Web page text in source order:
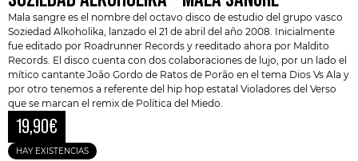
Mala sangre es el nombre del octavo disco de estudio del grupo vasco
Soziedad Alkoholika, lanzado el 21 de abril del año 2008. Inicialmente
fue editado por Roadrunner Records y reeditado ahora por Maldito
Records. El disco cuenta con dos colaboraciones de lujo, por un lado el
mítico cantante João Gordo de Ratos de Porão en el tema Dios Vs Ala y
por otro tenemos a referente del hip hop estatal Violadores del Verso
que se marcan el remix de Política del Miedo.
19,90€
HAY EXISTENCIAS